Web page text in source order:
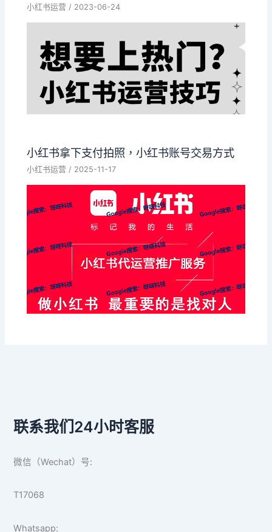
小红书运营 / 2023-06-24
小红书拿下支付拍照，小红书账号交易方式
小红书运营 / 2025-11-17
联系我们24小时客服
微信（Wechat）号:
T17068
Whatsapp: